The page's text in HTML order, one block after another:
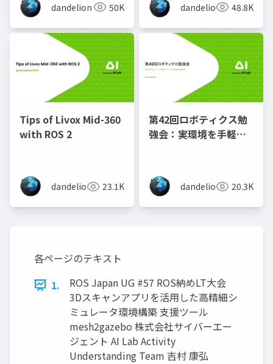
dandelion 50K dandelion 48.8K
Tips of Livox Mid-360
with ROS 2
dandelion 23.1K
第42回ロボティクス勉
強会：実環境を手軽に
pointcloud2gazebo
dandelion 20.3K
各ページのテキスト
1.
ROS Japan UG #57 ROS納めLT大会
3Dスキャンアプリを活用した高精細シ
ミュレータ環境構築 支援ツール
mesh2gazebo 株式会社サイバーエー
ジェント AI Lab Activity
Understanding Team 吉村 康弘